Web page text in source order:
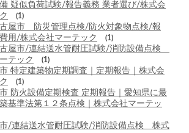
疑似負荷試験/報告義務 業者選び/株式会
(1)
屋市 防災管理点検/防火対象物点検/報
用/株式会社マーテック
(1)
屋市/連結送水管耐圧試験/消防設備点検
テック
(1)
特定建築物定期調査｜定期報告｜株式会
(1)
防火設備定期検査 定期報告｜愛知県に最
基準法第１２条点検｜株式会社マーテッ
/連結送水管耐圧試験/消防設備点検 株式